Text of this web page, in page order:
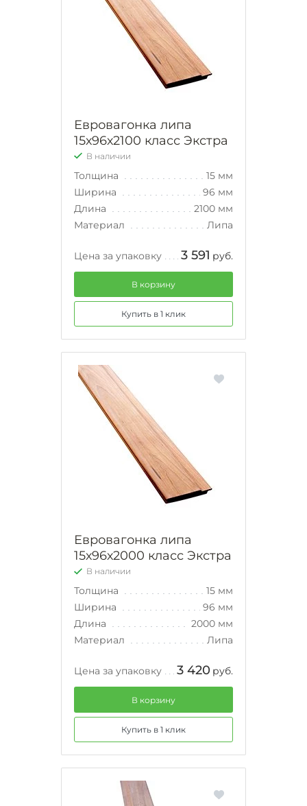
Евровагонка липа
15х96х2100 класс Экстра
В наличии
Толщина
15 мм
Ширина
96 мм
Длина
2100 мм
Материал
Липа
Цена за упаковку 3 591 руб.
В корзину
Купить в 1 клик
Евровагонка липа
15х96х2000 класс Экстра
В наличии
Толщина
15 мм
Ширина
96 мм
Длина
2000 мм
Материал
Липа
Цена за упаковку 3 420 руб.
В корзину
Купить в 1 клик